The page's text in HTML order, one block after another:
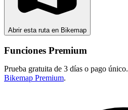
Abrir esta ruta en Bikemap
Funciones Premium
Prueba gratuita de 3 días o pago único.
Bikemap Premium.